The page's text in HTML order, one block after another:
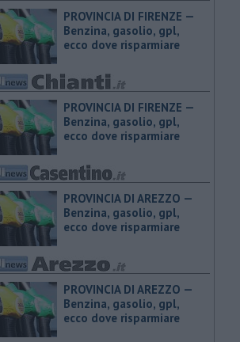
PROVINCIA DI FIRENZE — ​
Benzina, gasolio, gpl,
ecco dove risparmiare
PROVINCIA DI FIRENZE — ​
Benzina, gasolio, gpl,
ecco dove risparmiare
PROVINCIA DI AREZZO — ​
Benzina, gasolio, gpl,
ecco dove risparmiare
PROVINCIA DI AREZZO — ​
Benzina, gasolio, gpl,
ecco dove risparmiare